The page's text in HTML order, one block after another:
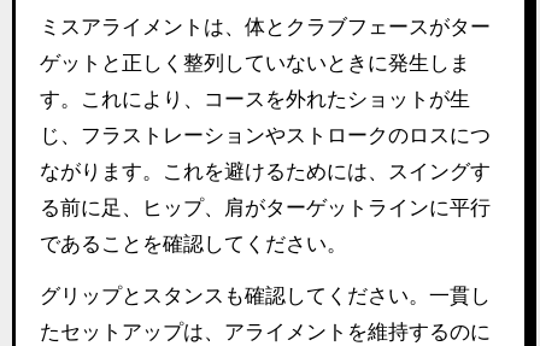
ミスアライメントは、体とクラブフェースがター
ゲットと正しく整列していないときに発生しま
す。これにより、コースを外れたショットが生
じ、フラストレーションやストロークのロスにつ
ながります。これを避けるためには、スイングす
る前に足、ヒップ、肩がターゲットラインに平行
であることを確認してください。
グリップとスタンスも確認してください。一貫し
たセットアップは、アライメントを維持するのに